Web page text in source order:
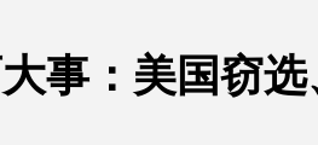
事：美国窃